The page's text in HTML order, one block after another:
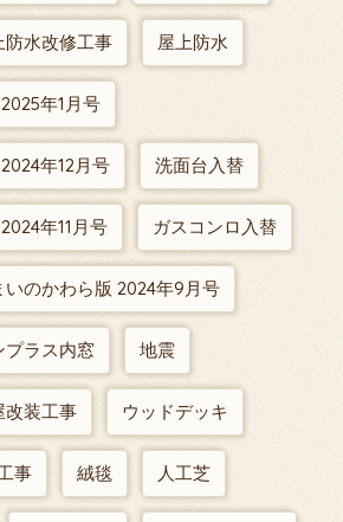
防水改修工事 屋上防水
年1月号
年12月号 洗面台入替
年11月号 ガスコンロ入替
いのかわら版 2024年9月号
プラス内窓 地震
改装工事 ウッドデッキ
事 絨毯 人工芝